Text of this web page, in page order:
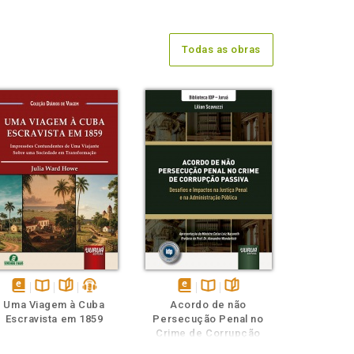
Todas as obras
disponível
em
Disponível
na
páginaspodcast
Uma Viagem à Cuba
Escravista em 1859
disponível
em
eBook
Disponível
na
B.V.
páginas
Acordo de não
Persecução Penal no
Crime de Corrupção